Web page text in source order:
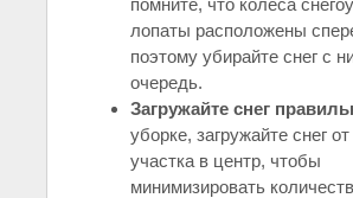
лопаты расположены
поэтому убирайте снег с
очередь.
Загружайте снег
уборке, загружайте снег
участка в центр, чтобы
минимизировать